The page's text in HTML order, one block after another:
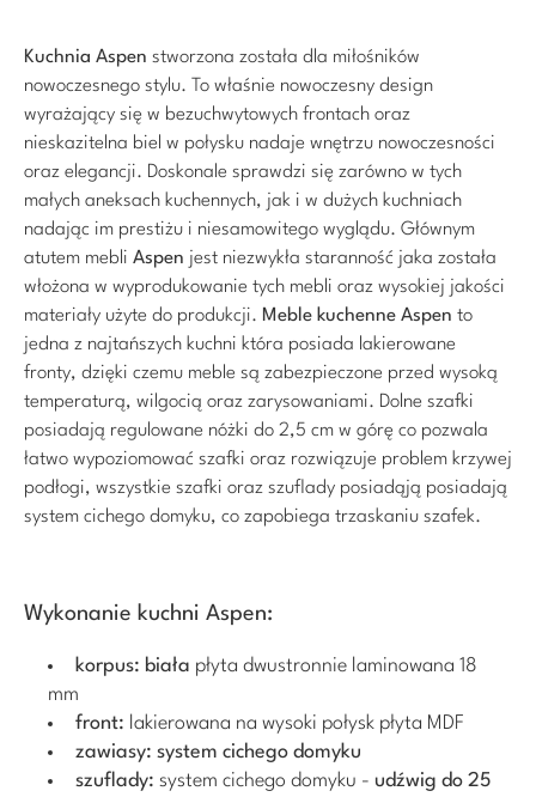
Kuchnia Aspen stworzona została dla miłośników
nowoczesnego stylu. To właśnie nowoczesny design
wyrażający się w bezuchwytowych frontach oraz
nieskazitelna biel w połysku nadaje wnętrzu nowoczesności
oraz elegancji. Doskonale sprawdzi się zarówno w tych
małych aneksach kuchennych, jak i w dużych kuchniach
nadając im prestiżu i niesamowitego wyglądu. Głównym
atutem mebli Aspen jest niezwykła staranność jaka została
włożona w wyprodukowanie tych mebli oraz wysokiej jakości
materiały użyte do produkcji. Meble kuchenne Aspen to
jedna z najtańszych kuchni która posiada lakierowane
fronty, dzięki czemu meble są zabezpieczone przed wysoką
temperaturą, wilgocią oraz zarysowaniami. Dolne szafki
posiadają regulowane nóżki do 2,5 cm w górę co pozwala
łatwo wypoziomować szafki oraz rozwiązuje problem krzywej
podłogi, wszystkie szafki oraz szuflady posiadąją posiadają
system cichego domyku, co zapobiega trzaskaniu szafek.
Wykonanie kuchni Aspen:
korpus: biała płyta dwustronnie laminowana 18
mm
front: lakierowana na wysoki połysk płyta MDF
zawiasy: system cichego domyku
szuflady: system cichego domyku - udźwig do 25